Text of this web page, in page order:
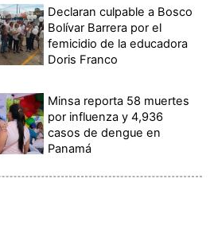
Declaran culpable a Bosco
Bolívar Barrera por el
femicidio de la educadora
Doris Franco
Minsa reporta 58 muertes
por influenza y 4,936
casos de dengue en
Panamá